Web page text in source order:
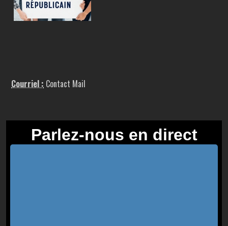
Courriel : Contact Mail